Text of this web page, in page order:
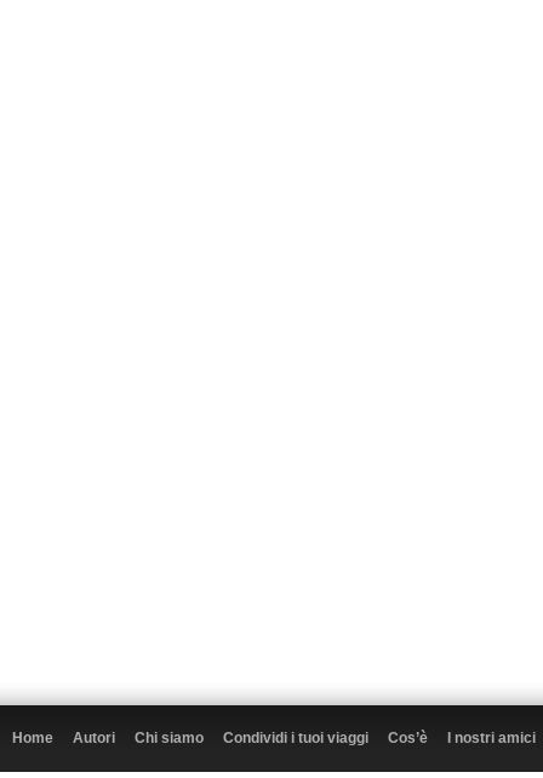
Home Autori Chi siamo Condividi i tuoi viaggi Cos’è I nostri amici